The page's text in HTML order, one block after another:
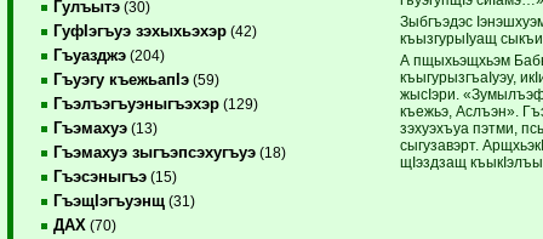
Гулъытэ (30)
ГуфIэгъуэ зэхыхьэхэр (42)
Гъуазджэ (204)
Гъуэгу къежьапIэ (59)
Гъэлъэгъуэныгъэхэр (129)
Гъэмахуэ (13)
Гъэмахуэ зыгъэпсэхугъуэ (18)
Гъэсэныгъэ (15)
ГъэщIэгъуэнщ (31)
ДАХ (70)
Зыбгъэдэс
къызгурыIуащ
А пщыхьэщхьэм
къыгурызгъаIуэу,
жысIэри.
къежьэ, Аслъэн».
зэхуэхъуа пэтми,
сыгузавэрт.
щIэздзащ